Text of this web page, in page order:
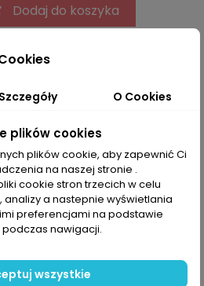
Dodaj do koszyka
D z wkrętami i baryłkami
pod widełki.
numer seryjny instrumentu.
Oceń
żadnej recenzji.
Szczegóły O Cookies
plików cookies
plików cookie, aby zapewnić Ci
na naszej stronie .
cookie stron trzecich w celu
analizy a nastepnie wyświetlania
preferencjami na podstawie
nawigacji.
wszystkie